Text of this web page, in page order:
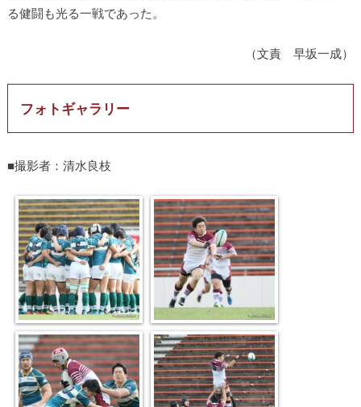
る健闘も光る一戦であった。
（文責 早坂一成）
フォトギャラリー
■撮影者：清水良枝